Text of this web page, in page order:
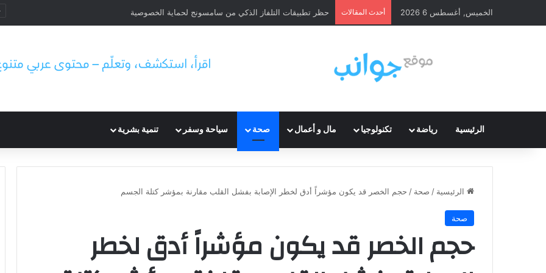
الخميس, أغسطس 6 2026 أحدث المقالات حظر تطبيقات التلفاز الذكي من سامسونج لحماية الخصوصية
الرئيسية رياضة تكنولوجيا مال و أعمال صحة سياحة وسفر تنمية بشرية
الرئيسية / صحة / حجم الخصر قد يكون مؤشراً أدق لخطر الإصابة بفشل القلب مقارنة بمؤشر كتلة الجسم
صحة
حجم الخصر قد يكون مؤشراً أدق لخطر